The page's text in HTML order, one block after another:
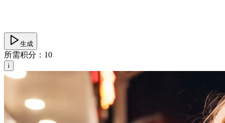
生成
所需积分： 10
i